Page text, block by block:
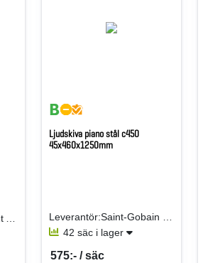
Ljudskiva piano stål c450
45x460x1250mm
42 säc i lager
575:- / säc
SEK per SÄC